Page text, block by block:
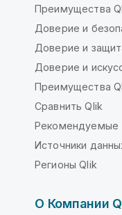
Преимущества
Доверие и
Доверие и
Доверие и
Преимущества
Сравнить Qlik
Рекомендуемые
Источники
Регионы Qlik
О Компании